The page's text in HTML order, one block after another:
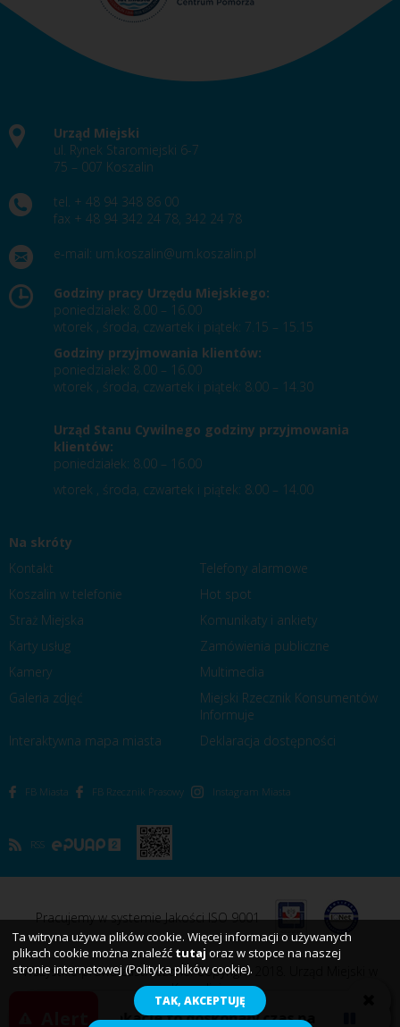
Urząd Miejski
ul. Rynek Staromiejski 6-7
75 – 007 Koszalin
tel. + 48 94 348 86 00
fax + 48 94 342 24 78, 342 24 78
e-mail: um.koszalin@um.koszalin.pl
Godziny pracy Urzędu Miejskiego:
poniedziałek: 8.00 – 16.00
wtorek , środa, czwartek i piątek: 7.15 – 15.15
Godziny przyjmowania klientów:
poniedziałek: 8.00 – 16.00
wtorek , środa, czwartek i piątek: 8.00 – 14.30
Urząd Stanu Cywilnego godziny przyjmowania
klientów:
poniedziałek: 8.00 – 16.00
wtorek , środa, czwartek i piątek: 8.00 – 14.00
Na skróty
Kontakt
Telefony alarmowe
Koszalin w telefonie
Hot spot
Straż Miejska
Komunikaty i ankiety
Karty usług
Zamówienia publiczne
Kamery
Multimedia
Galeria zdjęć
Miejski Rzecznik Konsumentów
Informuje
Interaktywna mapa miasta
Deklaracja dostępności
FB Miasta FB Rzecznik Prasowy Instagram Miasta
RSS
Pracujemy w systemie Jakości ISO 9001
Wszystkie prawa zastrzeżone. Copyright 2018. Urząd Miejski w
Koszalinie
Wakacje to doskonały czas na
Ta witryna używa plików cookie. Więcej informacji o używanych
plikach cookie można znaleźć tutaj oraz w stopce na naszej
stronie internetowej (Polityka plików cookie).
TAK, AKCEPTUJĘ